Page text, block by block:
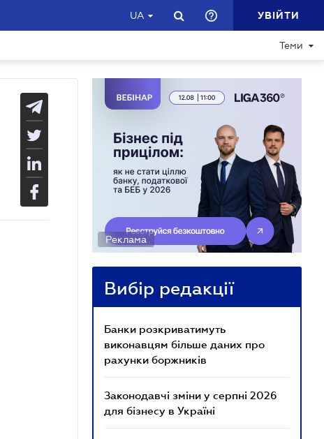
UA УВІЙТИ
Теми
Реклама
Вибір редакції
Банки розкриватимуть
виконавцям більше даних про
рахунки боржників
Законодавчі зміни у серпні 2026
для бізнесу в Україні